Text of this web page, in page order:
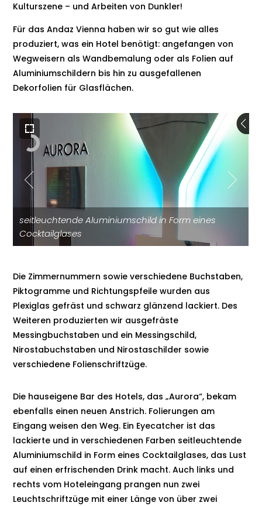
Kulturszene – und Arbeiten von Dunkler!
Für das Andaz Vienna haben wir so gut wie alles
produziert, was ein Hotel benötigt: angefangen von
Wegweisern als Wandbemalung oder als Folien auf
Aluminiumschildern bis hin zu ausgefallenen
Dekorfolien für Glasflächen.
seitleuchtende Aluminiumschild in Form eines
Cocktailglases
Die Zimmernummern sowie verschiedene Buchstaben,
Piktogramme und Richtungspfeile wurden aus
Plexiglas gefräst und schwarz glänzend lackiert. Des
Weiteren produzierten wir ausgefräste
Messingbuchstaben und ein Messingschild,
Nirostabuchstaben und Nirostaschilder sowie
verschiedene Folienschriftzüge.
Die hauseigene Bar des Hotels, das „Aurora“, bekam
ebenfalls einen neuen Anstrich. Folierungen am
Eingang weisen den Weg. Ein Eyecatcher ist das
lackierte und in verschiedenen Farben seitleuchtende
Aluminiumschild in Form eines Cocktailglases, das Lust
auf einen erfrischenden Drink macht. Auch links und
rechts vom Hoteleingang prangen nun zwei
Leuchtschriftzüge mit einer Länge von über zwei